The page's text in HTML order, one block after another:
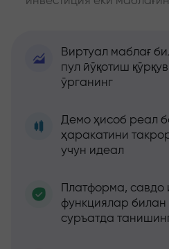
Виртуал маблағ
пул йўқотиш
ўрганинг
Демо ҳисоб реал
ҳаракатини
учун идеал
Платформа, савдо
функциялар билан
суръатда